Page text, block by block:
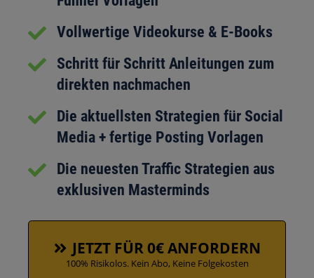
Vollwertige Videokurse & E-Books
Schritt für Schritt Anleitungen zum
direkten nachmachen
Die aktuellsten Strategien für Social
Media + fertige Posting Vorlagen
Die neuesten Traffic Strategien aus
exklusiven Masterminds
JETZT FÜR 0€ ANFORDERN
100% Risikolos. Kein Abo, Keine Folgekosten